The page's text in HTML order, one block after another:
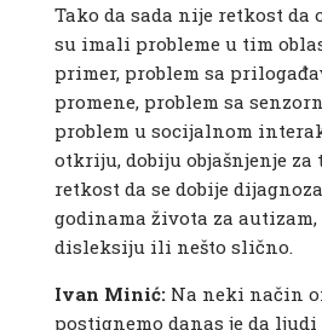
Tako da sada nije retkost
su imali probleme u tim
primer, problem sa
promene, problem sa
problem u socijalnom
otkriju, dobiju objašnjenje za
retkost da se dobije
godinama života za autizam,
disleksiju ili nešto slično.
Ivan Minić:Na neki način
postignemo danas je da